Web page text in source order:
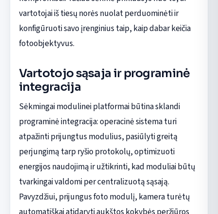
vartotojai iš tiesų norės nuolat perduominėti ir
konfigūruoti savo įrenginius taip, kaip dabar keičia
fotoobjektyvus.
Vartotojo sąsaja ir programinė
integracija
Sėkmingai modulinei platformai būtina sklandi
programinė integracija: operacinė sistema turi
atpažinti prijungtus modulius, pasiūlyti greitą
perjungimą tarp ryšio protokolų, optimizuoti
energijos naudojimą ir užtikrinti, kad moduliai būtų
tvarkingai valdomi per centralizuotą sąsają.
Pavyzdžiui, prijungus foto modulį, kamera turėtų